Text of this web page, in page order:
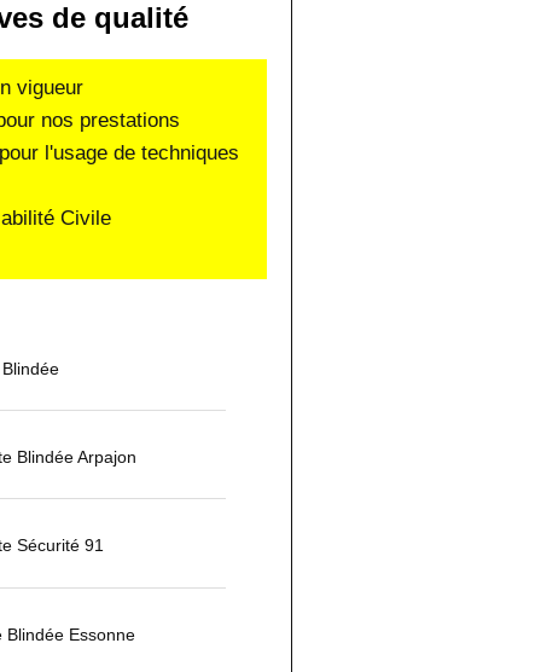
de qualité
vigueur
nos prestations
l'usage de techniques
Civile
Blindée Arpajon
Sécurité 91
Blindée Essonne